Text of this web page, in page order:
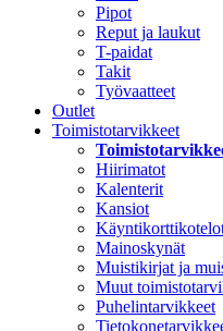
Pipot
Reput ja laukut
T-paidat
Takit
Työvaatteet
Outlet
Toimistotarvikkeet
Hiirimatot
Kalenterit
Kansiot
Mainoskynät
Muistikirjat ja
Muut
Puhelintarvikkeet